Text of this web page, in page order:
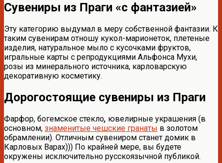
Сувениры из Праги «с фантазией»
Эту категорию выдумал в меру собственной фантазии. К
таким сувенирам отношу кукол-марионеток, плетеные
изделия, натуральное мыло с кусочками фруктов,
игральные карты с репродукциями Альфонса Мухи,
розы из минерального источника, карловарскую
декоративную косметику.
Дорогостоящие сувениры из Праги
Фарфор, богемское стекло, ювелирные украшения (в
основном, знаменитые чешские гранаты в золотом
обрамлении). Отличным сувениром станет домик в
Карловых Варах))) По крайней мере, вы будете
окружены исключительно русскоязычной публикой.